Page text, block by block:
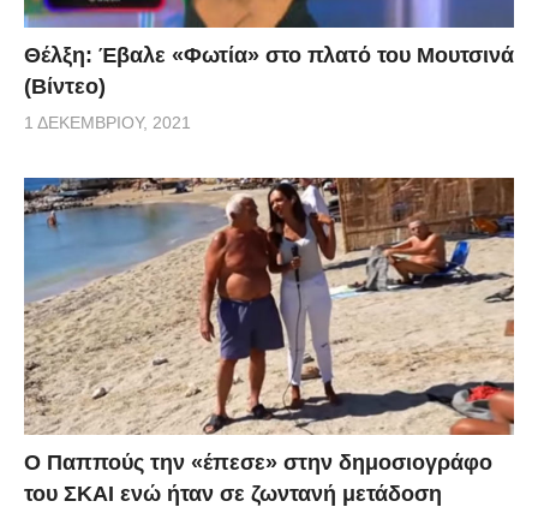
Θέλξη: Έβαλε «Φωτία» στο πλατό του Μουτσινά
(Βίντεο)
1 ΔΕΚΕΜΒΡΊΟΥ, 2021
Ο Παππούς την «έπεσε» στην δημοσιογράφο
του ΣΚΑΙ ενώ ήταν σε ζωντανή μετάδοση